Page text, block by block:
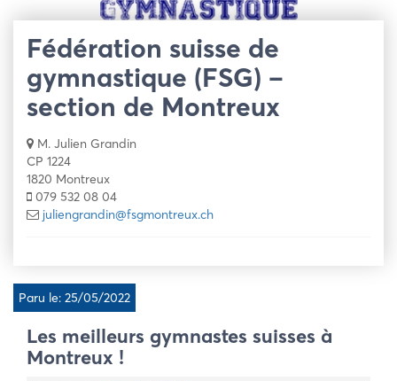
Fédération suisse de
gymnastique (FSG) –
section de Montreux
M. Julien Grandin
CP 1224
1820 Montreux
079 532 08 04
juliengrandin@fsgmontreux.ch
Paru le: 25/05/2022
Les meilleurs gymnastes suisses à
Montreux !